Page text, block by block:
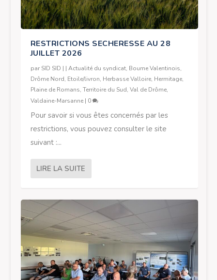
RESTRICTIONS SECHERESSE AU 28
JUILLET 2026
parSID SID | | Actualité du syndicat, Bourne Valentinois,
Drôme Nord, Etoile/livron, Herbasse Valloire, Hermitage,
Plaine de Romans, Territoire du Sud, Val de Drôme,
Valdaine-Marsanne| 0
Pour savoir si vous êtes concernés par les
restrictions, vous pouvez consulter le site
suivant :...
LIRE LA SUITE